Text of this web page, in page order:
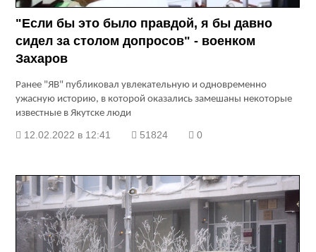
"Если бы это было правдой, я бы давно
сидел за столом допросов" - военком
Захаров
Ранее "ЯВ" публиковал увлекательную и одновременно
ужасную историю, в которой оказались замешаны некоторые
известные в Якутске люди
12.02.2022 в 12:41 51824 0